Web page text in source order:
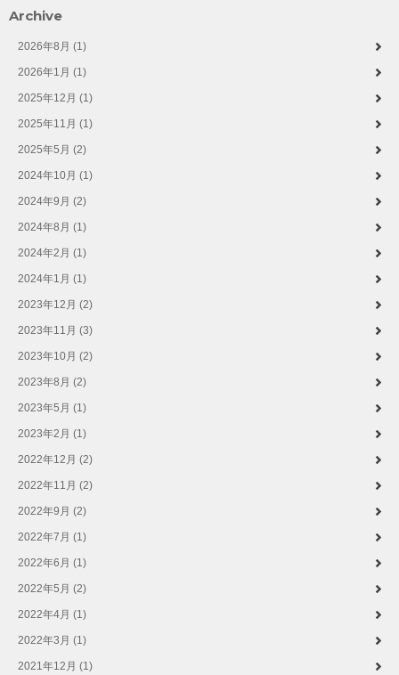
Archive
2026年8月 (1)
2026年1月 (1)
2025年12月 (1)
2025年11月 (1)
2025年5月 (2)
2024年10月 (1)
2024年9月 (2)
2024年8月 (1)
2024年2月 (1)
2024年1月 (1)
2023年12月 (2)
2023年11月 (3)
2023年10月 (2)
2023年8月 (2)
2023年5月 (1)
2023年2月 (1)
2022年12月 (2)
2022年11月 (2)
2022年9月 (2)
2022年7月 (1)
2022年6月 (1)
2022年5月 (2)
2022年4月 (1)
2022年3月 (1)
2021年12月 (1)